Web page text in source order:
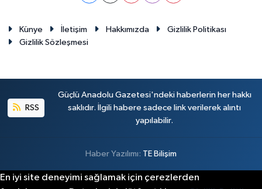
Künye İletişim Hakkımızda
Gizlilik Politikası
Gizlilik Sözleşmesi
RSS
Güçlü Anadolu Gazetesi'ndeki haberlerin her hakkı
saklıdır. İlgili habere sadece link verilerek alıntı
yapılabilir.
Haber Yazılımı: TE Bilişim
En iyi site deneyimi sağlamak için çerezlerden